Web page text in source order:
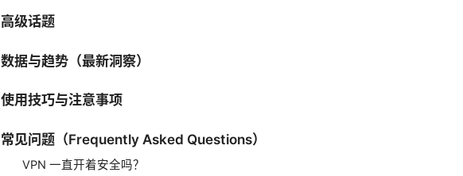
高级话题
数据与趋势（最新洞察）
使用技巧与注意事项
常见问题（Frequently Asked Questions）
VPN 一直开着安全吗？